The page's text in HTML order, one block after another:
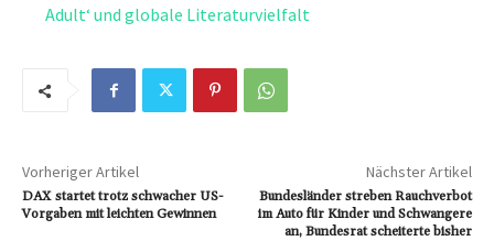
Adult‘ und globale Literaturvielfalt
Vorheriger Artikel
DAX startet trotz schwacher US-
Vorgaben mit leichten Gewinnen
Nächster Artikel
Bundesländer streben Rauchverbot
im Auto für Kinder und Schwangere
an, Bundesrat scheiterte bisher